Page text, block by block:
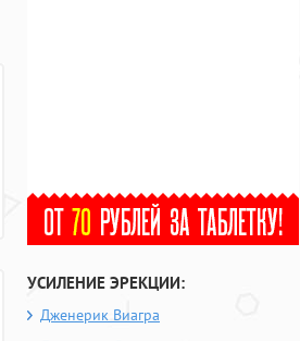
УСИЛЕНИЕ ЭРЕКЦИИ:
Дженерик Виагра